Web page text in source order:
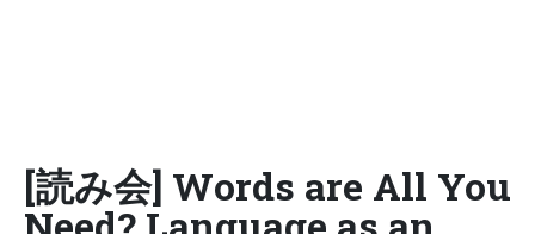
[読み会] Words are All You